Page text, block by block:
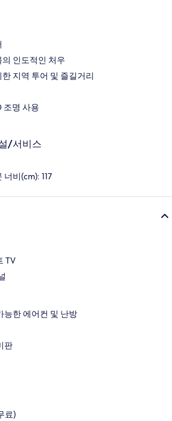
인도적인 처우
지역 투어 및 즐길거리
조명 사용
/서비스
비(cm): 117
TV
능한 에어컨 및 난방
판
료)